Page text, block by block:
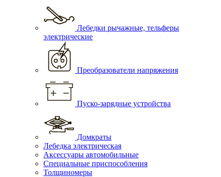
Лебедки рычажные, тельферы
электрические
Преобразователи напряжения
Пуско-зарядные устройства
Домкраты
Лебедка электрическая
Аксессуары автомобильные
Специальные приспособления
Толщиномеры